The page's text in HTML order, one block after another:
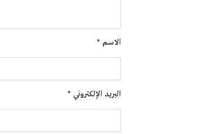
الاسم *
البريد الإلكتروني *